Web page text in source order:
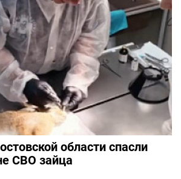
области спасли
СВО зайца